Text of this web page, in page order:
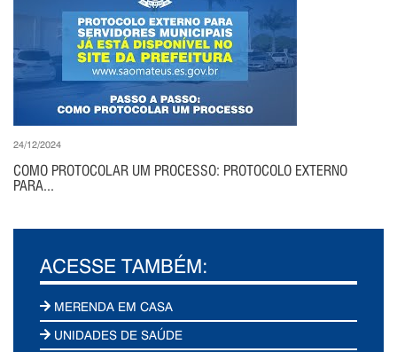
24/12/2024
COMO PROTOCOLAR UM PROCESSO: PROTOCOLO EXTERNO
PARA...
ACESSE TAMBÉM:
MERENDA EM CASA
UNIDADES DE SAÚDE